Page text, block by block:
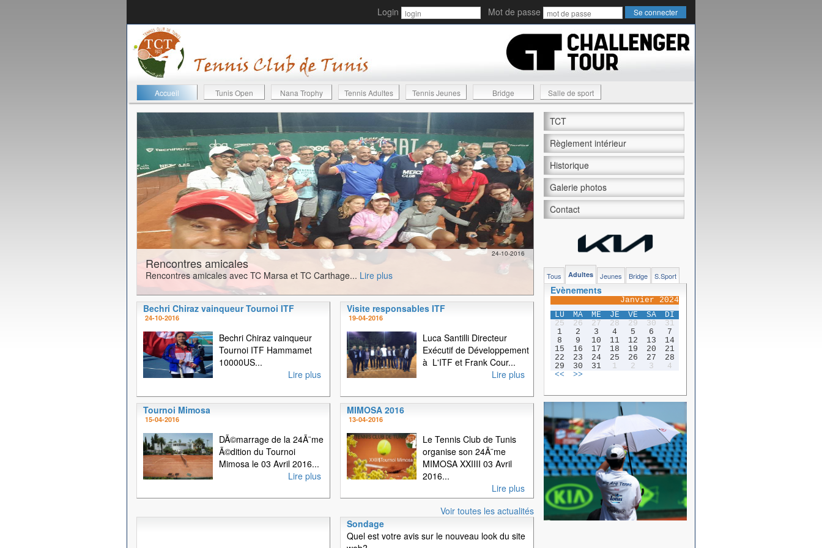
Login Mot de passe
Accueil Tunis Open Nana Trophy Tennis Adultes Tennis Jeunes Bridge Salle de sport
24-10-2016
Rencontres amicales
Rencontres amicales avec TC Marsa et TC Carthage... Lire plus
Bechri Chiraz vainqueur Tournoi ITF
24-10-2016
Bechri Chiraz vainqueur
Tournoi ITF Hammamet
10000US...
Lire plus
Visite responsables ITF
19-04-2016
Luca Santilli Directeur
Exécutif de Développement
à L'ITF et Frank Cour...
Lire plus
Tournoi Mimosa
15-04-2016
DÃ©marrage de la 24Ã¨me
Ã©dition du Tournoi
Mimosa le 03 Avril 2016...
Lire plus
MIMOSA 2016
13-04-2016
Le Tennis Club de Tunis
organise son 24Ã¨me
MIMOSA XXIIII 03 Avril
2016...
Lire plus
Voir toutes les actualités
Sondage
Quel est votre avis sur le nouveau look du site
TCT
Règlement intérieur
Historique
Galerie photos
Contact
Tous Adultes Jeunes Bridge S.Sport
Evènements
Janvier 2024
LU
MA ME JE VE SA
DI
25
26 27 28 29 30
31
1
2 3 4 5 6
7
8
9 10 11 12 13
14
15
16 17 18 19 20
21
22
23 24 25 26 27
28
29
30 31 1 2 3
4
<<
>>